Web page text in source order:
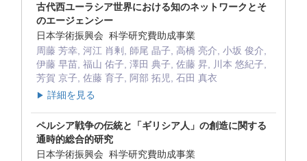
古代西ユーラシア世界における知のネットワークとそ
のエージェンシー
日本学術振興会 科学研究費助成事業
周藤 芳幸, 河江 肖剰, 師尾 晶子, 高橋 亮介, 小坂 俊介,
伊藤 早苗, 福山 佑子, 澤田 典子, 佐藤 昇, 川本 悠紀子,
芳賀 京子, 佐藤 育子, 阿部 拓児, 石田 真衣
▶ 詳細を見る
ペルシア戦争の伝統と「ギリシア人」の創造に関する
通時的総合的研究
日本学術振興会 科学研究費助成事業